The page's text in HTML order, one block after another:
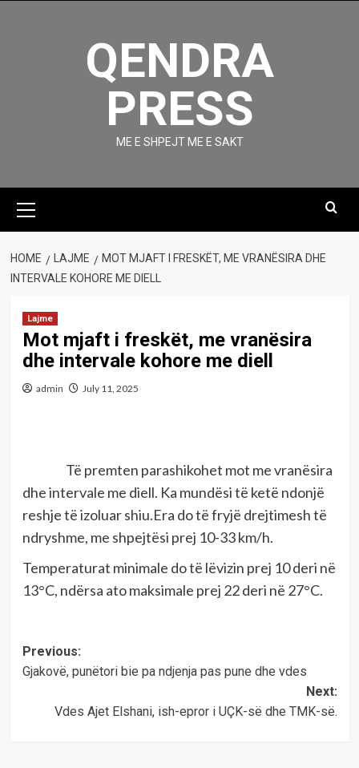
QENDRA
PRESS
ME E SHPEJT ME E SAKT
Menu
HOME LAJME
MOT MJAFT I FRESKËT, ME VRANËSIRA DHE
INTERVALE KOHORE ME DIELL
Lajme
Mot mjaft i freskët, me vranësira
dhe intervale kohore me diell
admin July 11, 2025
Të premten parashikohet mot me vranësira
dhe intervale me diell. Ka mundësi të ketë ndonjë
reshje të izoluar shiu.Era do të fryjë drejtimesh të
ndryshme, me shpejtësi prej 10-33 km/h.
Temperaturat minimale do të lëvizin prej 10 deri në
13°C, ndërsa ato maksimale prej 22 deri në 27°C.
Post
navigation
Previous:
Gjakovë, punëtori bie pa ndjenja pas pune dhe vdes
Next:
Vdes Ajet Elshani, ish-epror i UÇK-së dhe TMK-së.